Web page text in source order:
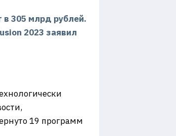
в 305 млрд рублей.
2023 заявил
19 программ